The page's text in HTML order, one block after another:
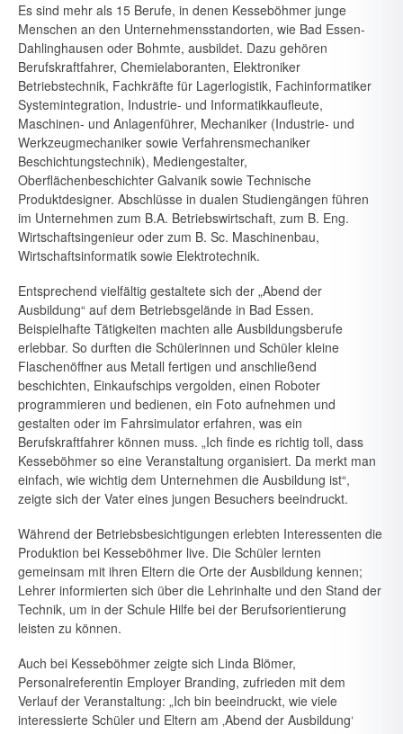
Es sind mehr als 15 Berufe, in denen Kesseböhmer junge
Menschen an den Unternehmensstandorten, wie Bad Essen-
Dahlinghausen oder Bohmte, ausbildet. Dazu gehören
Berufskraftfahrer, Chemielaboranten, Elektro­niker
Betriebstechnik, Fachkräfte für Lagerlogistik, Fachinforma­tiker
Systemintegration, Industrie- und Informatikkaufleute,
Maschinen- und Anlagenführer, Mechaniker (Industrie- und
Werkzeugmechaniker sowie Verfahrensmechaniker
Beschichtungstechnik), Mediengestalter,
Ober­flächenbeschichter Galvanik sowie Technische
Pro­duktdesigner. Abschlüsse in dualen Studiengängen führen
im Unter­nehmen zum B.A. Betriebswirtschaft, zum B. Eng.
Wirtschaftsingenieur oder zum B. Sc. Maschinenbau,
Wirtschaftsinformatik sowie Elektrotechnik.
Entsprechend vielfältig gestaltete sich der „Abend der
Ausbildung“ auf dem Betriebsgelände in Bad Essen.
Beispielhafte Tätigkeiten machten alle Ausbildungsberufe
erlebbar. So durften die Schülerinnen und Schü­ler kleine
Flaschenöffner aus Metall fertigen und anschließend
beschich­ten, Einkaufs­chips vergolden, einen Roboter
programmieren und bedie­nen, ein Foto aufnehmen und
gestalten oder im Fahrsimulator erfahren, was ein
Be­rufskraftfahrer können muss. „Ich finde es richtig toll, dass
Kesseböhmer so eine Veranstaltung organisiert. Da merkt man
einfach, wie wichtig dem Unternehmen die Ausbildung ist“,
zeigte sich der Vater eines jungen Besuchers beeindruckt.
Während der Betriebsbesichtigungen erlebten Interessenten die
Pro­duktion bei Kesseböhmer live. Die Schüler lernten
gemeinsam mit ihren Eltern die Orte der Ausbildung kennen;
Lehrer informierten sich über die Lehrinhalte und den Stand der
Technik, um in der Schule Hilfe bei der Berufsorientierung
leisten zu können.
Auch bei Kesseböhmer zeigte sich Linda Blömer,
Personalreferentin Employer Branding, zufrieden mit dem
Verlauf der Veranstaltung: „Ich bin beeindruckt, wie viele
interessierte Schüler und Eltern am ‚Abend der Ausbildung‘